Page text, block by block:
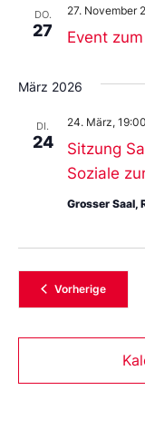
aus.
DO.
27 Event
27. November
März 2026
DI.
24
Sitzung
Soziale
24. März, 19:00
Grosser Saal,
Vorherige